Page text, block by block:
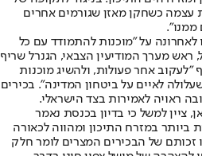
עצמה כשחקן מאזן שגורמים אחרים
ממנו".
לאחרונה על "מוכנות להתמודד עם כל
ראש מערך המודיעין הצבאי, הגנרל שריף
"לעקוב אחר פעולות, ולהשיג מוכנות
לאיים על ביטחון המדינה". בכירים
ראויה לאמירות בצד הישראלי.
ציין למשל כי בדיון בכנסת נאמר
במזרח התיכון ומהווה לכאורה
זכותם של הבכירים המצרים לומר חלק